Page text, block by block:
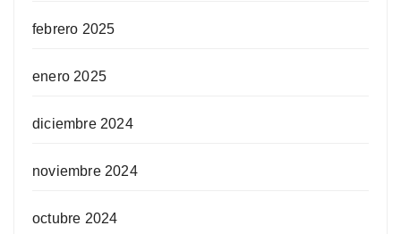
febrero 2025
enero 2025
diciembre 2024
noviembre 2024
octubre 2024